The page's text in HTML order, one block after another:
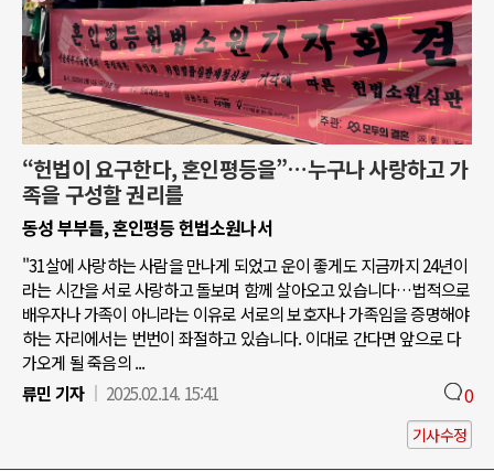
“헌법이 요구한다, 혼인평등을”…누구나 사랑하고 가
족을 구성할 권리를
동성 부부들, 혼인평등 헌법소원나서
"31살에 사랑하는 사람을 만나게 되었고 운이 좋게도 지금까지 24년이
라는 시간을 서로 사랑하고 돌보며 함께 살아오고 있습니다…법적으로
배우자나 가족이 아니라는 이유로 서로의 보호자나 가족임을 증명해야
하는 자리에서는 번번이 좌절하고 있습니다. 이대로 간다면 앞으로 다
가오게 될 죽음의 ...
류민 기자
2025.02.14. 15:41 0
기사수정